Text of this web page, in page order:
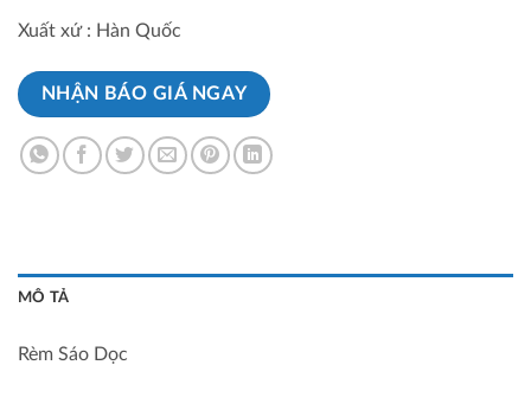
Xuất xứ : Hàn Quốc
NHẬN BÁO GIÁ NGAY
MÔ TẢ
Rèm Sáo Dọc